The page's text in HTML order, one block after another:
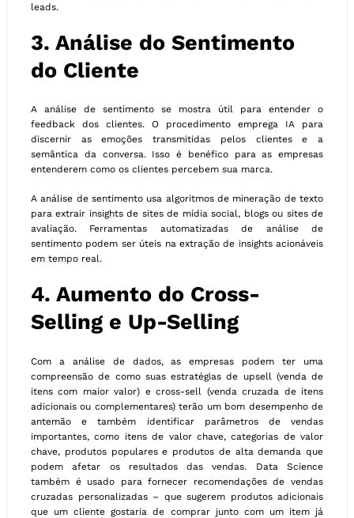
leads.
3. Análise do Sentimento
do Cliente
A análise de sentimento se mostra útil para entender o
feedback dos clientes. O procedimento emprega IA para
discernir as emoções transmitidas pelos clientes e a
semântica da conversa. Isso é benéfico para as empresas
entenderem como os clientes percebem sua marca.
A análise de sentimento usa algoritmos de mineração de texto
para extrair insights de sites de mídia social, blogs ou sites de
avaliação. Ferramentas automatizadas de análise de
sentimento podem ser úteis na extração de insights acionáveis
em tempo real.
4. Aumento do Cross-
Selling e Up-Selling
Com a análise de dados, as empresas podem ter uma
compreensão de como suas estratégias de upsell (venda de
itens com maior valor) e cross-sell (venda cruzada de itens
adicionais ou complementares) terão um bom desempenho de
antemão e também identificar parâmetros de vendas
importantes, como itens de valor chave, categorias de valor
chave, produtos populares e produtos de alta demanda que
podem afetar os resultados das vendas. Data Science
também é usado para fornecer recomendações de vendas
cruzadas personalizadas – que sugerem produtos adicionais
que um cliente gostaria de comprar junto com um item já